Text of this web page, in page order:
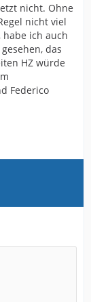
nicht. Ohne
nicht viel
ich auch
das
HZ würde
Federico